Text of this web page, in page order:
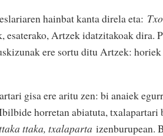
hainbat kanta direla eta:
esaterako, Artzek idatzitakoak dira.
ere sortu ditu Artzek:
gisa ere aritu zen: bi anaiek
horretan abiatuta, txalapartari
ttaka, txalaparta izenburupean.